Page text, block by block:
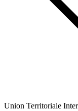
Union Territoriale